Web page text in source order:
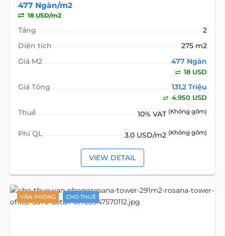
477 Ngàn/m2
18 USD/m2
Tầng
2
Diện tích
275 m2
Giá M2
477 Ngàn
18 USD
Giá Tổng 131,2 Triệu
4.950 USD
Thuế 10% VAT (Không gồm)
Phí QL 3.0 USD/m2 (Không gồm)
VIEW DETAIL
VĂN PHÒNG CHO THUÊ